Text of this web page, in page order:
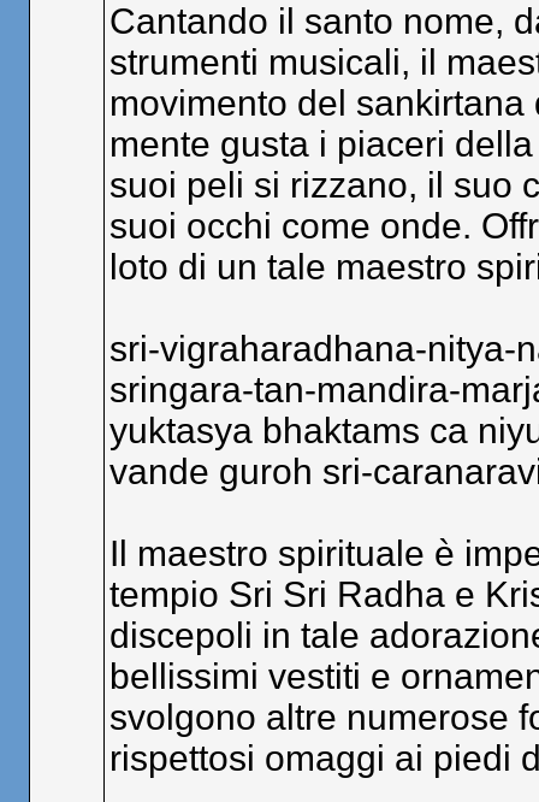
Cantando il santo nome,
strumenti musicali, il
movimento del
mente gusta i piaceri
suoi peli si rizzano, il suo
suoi occhi come onde.
loto di un tale maestro
sri-vigraharadhana-nitya-
sringara-tan-mandira-
yuktasya bhaktams ca
vande guroh sri-
Il maestro spirituale è
tempio Sri Sri Radha e
discepoli in tale
bellissimi vestiti e
svolgono altre numerose
rispettosi omaggi ai piedi